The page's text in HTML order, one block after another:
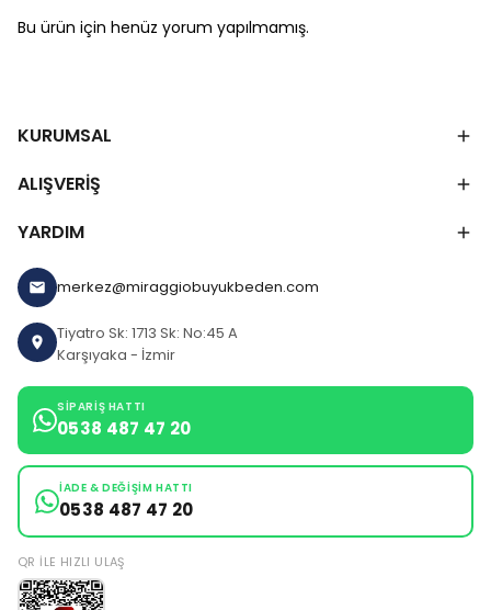
Bu ürün için henüz yorum yapılmamış.
KURUMSAL
ALIŞVERİŞ
YARDIM
merkez@miraggiobuyukbeden.com
Tiyatro Sk: 1713 Sk: No:45 A
Karşıyaka - İzmir
SIPARIŞ HATTI
0538 487 47 20
İADE & DEĞIŞIM HATTI
0538 487 47 20
QR ILE HIZLI ULAŞ